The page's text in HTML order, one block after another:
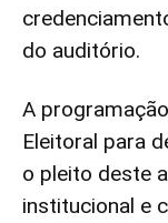
do auditório.
A
Eleitoral para
o pleito deste
institucional e